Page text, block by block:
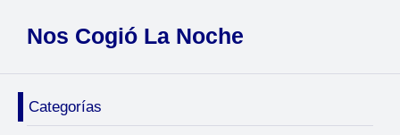
Nos Cogió La Noche
Categorías